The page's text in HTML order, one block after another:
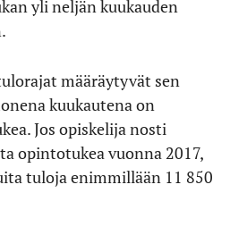
yli neljän kuukauden
määräytyvät sen
kuukautena on
Jos opiskelija nosti
opintotukea vuonna 2017,
tuloja enimmillään 11 850